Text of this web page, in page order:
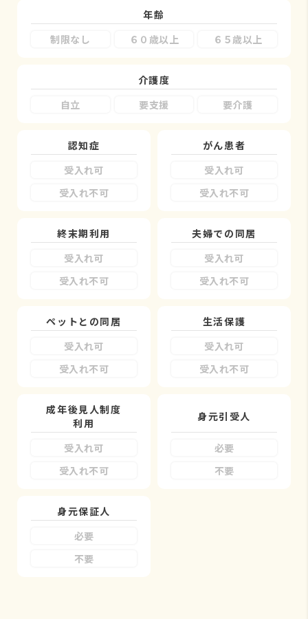
年齢
制限なし
６０歳以上 ６５歳以上
介護度
自立
要支援 要介護
認知症
受入れ可
受入れ不可
がん患者
受入れ可
受入れ不可
終末期利用
受入れ可
受入れ不可
夫婦での同居
受入れ可
受入れ不可
ペットとの同居
受入れ可
受入れ不可
生活保護
受入れ可
受入れ不可
成年後見人制度
利用
受入れ可
受入れ不可
身元引受人
必要
不要
身元保証人
必要
不要